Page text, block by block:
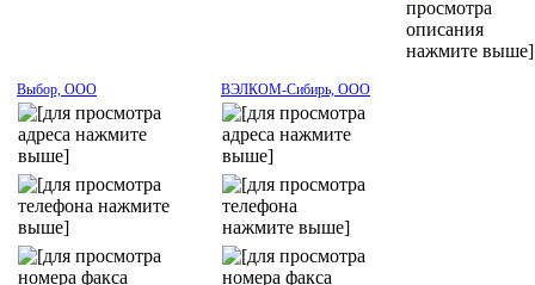
Выбор, ООО ВЭЛКОМ-Сибирь, ООО